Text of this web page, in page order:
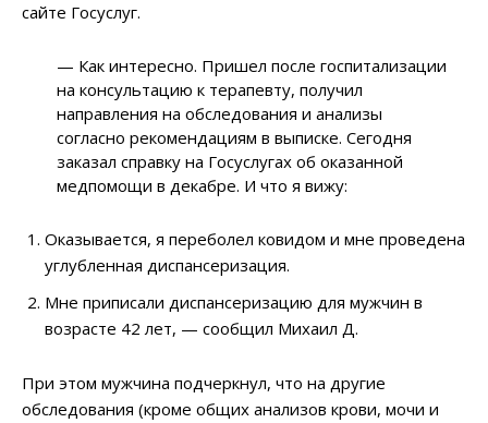
сайте Госуслуг.
— Как интересно. Пришел после госпитализации
на консультацию к терапевту, получил
направления на обследования и анализы
согласно рекомендациям в выписке. Сегодня
заказал справку на Госуслугах об оказанной
медпомощи в декабре. И что я вижу:
Оказывается, я переболел ковидом и мне проведена
углубленная диспансеризация.
Мне приписали диспансеризацию для мужчин в
возрасте 42 лет, — сообщил Михаил Д.
При этом мужчина подчеркнул, что на другие
обследования (кроме общих анализов крови, мочи и